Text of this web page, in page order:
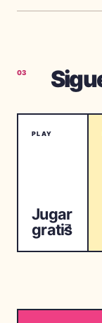
03
PLAY
Jugar
gratis
↗